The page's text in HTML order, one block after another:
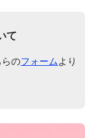
て
のフォーム より